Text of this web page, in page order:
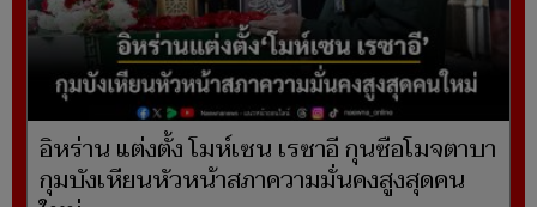
อิหร่าน แต่งตั้ง โมห์เซน เรซาอี กุนซือโมจตาบา
กุมบังเหียนหัวหน้าสภาความมั่นคงสูงสุดคน